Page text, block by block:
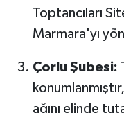
Toptancıları
Marmara'yı
Çorlu Şubesi:
ağını elinde